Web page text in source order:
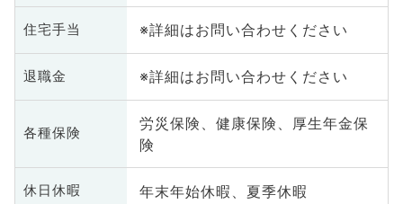
住宅手当 ※詳細はお問い合わせください
退職金 ※詳細はお問い合わせください
各種保険
労災保険、健康保険、厚生年金保
険
休日休暇 年末年始休暇、夏季休暇